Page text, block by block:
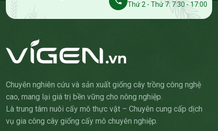
Thứ 2 - Thứ 7: 7:30 - 17:00
Chuyên nghiên cứu và sản xuất giống cây trồng công nghệ
cao, mang lại giá trị bền vững cho nông nghiệp.
Là trung tâm nuôi cấy mô thực vật – Chuyên cung cấp dịch
vụ gia công cây giống cấy mô chuyên nghiệp.